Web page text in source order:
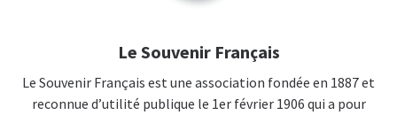
Le Souvenir Français
Le Souvenir Français est une association fondée en 1887 et
reconnue d’utilité publique le 1er février 1906 qui a pour